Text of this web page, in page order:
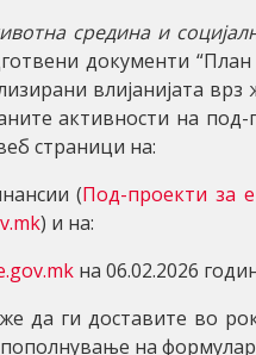
средина и
документи
влијанијата
активности на
страници на:
(Под-проекти за
) и на:
на 06.02.2026
да ги доставите во
на